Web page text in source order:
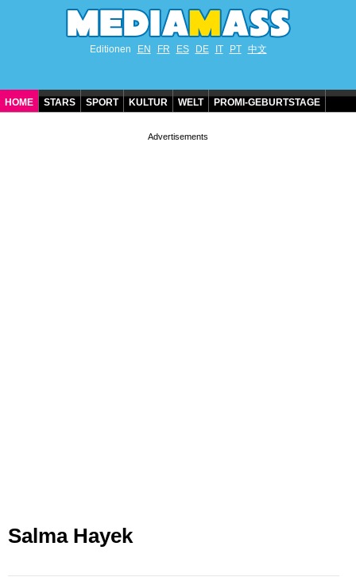
Editionen EN FR ES DE IT PT 中文
HOME STARS SPORT KULTUR WELT PROMI-GEBURTSTAGE
Salma Hayek